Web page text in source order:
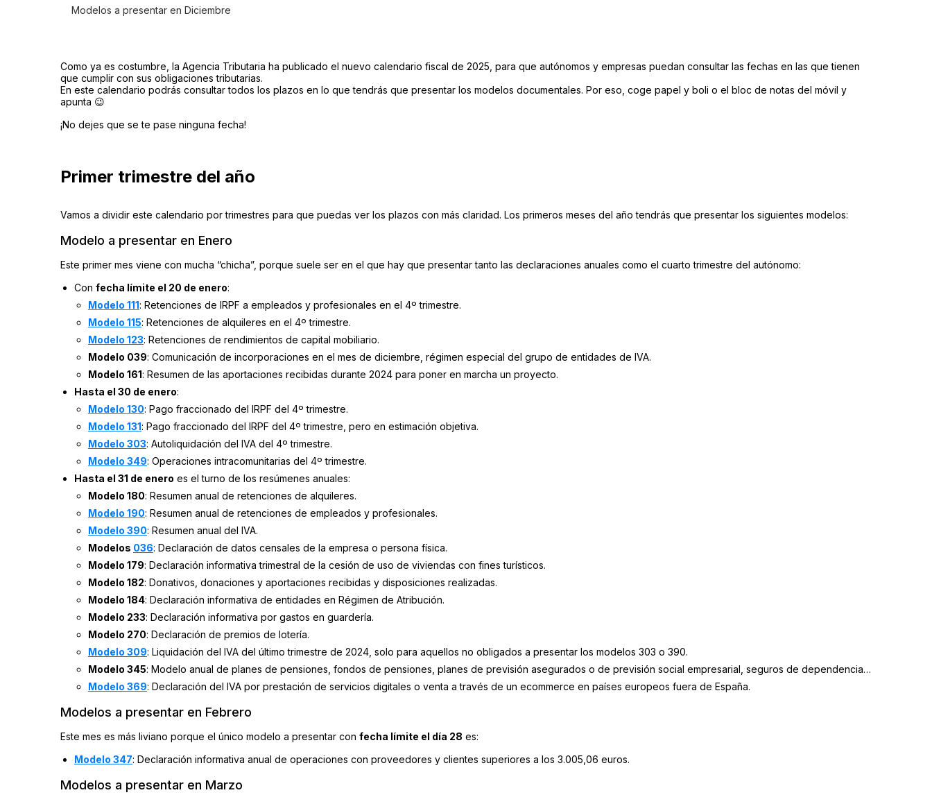
Modelos a presentar en Diciembre
Como ya es costumbre, la Agencia Tributaria ha publicado el nuevo calendario fiscal de 2025, para que autónomos y empresas puedan consultar las fechas en las que tienen
que cumplir con sus obligaciones tributarias.
En este calendario podrás consultar todos los plazos en lo que tendrás que presentar los modelos documentales. Por eso, coge papel y boli o el bloc de notas del móvil y
apunta 😉
¡No dejes que se te pase ninguna fecha!
Primer trimestre del año
Vamos a dividir este calendario por trimestres para que puedas ver los plazos con más claridad. Los primeros meses del año tendrás que presentar los siguientes modelos:
Modelo a presentar en Enero
Este primer mes viene con mucha “chicha”, porque suele ser en el que hay que presentar tanto las declaraciones anuales como el cuarto trimestre del autónomo:
Con fecha límite el 20 de enero:
Modelo 111: Retenciones de IRPF a empleados y profesionales en el 4º trimestre.
Modelo 115: Retenciones de alquileres en el 4º trimestre.
Modelo 123: Retenciones de rendimientos de capital mobiliario.
Modelo 039: Comunicación de incorporaciones en el mes de diciembre, régimen especial del grupo de entidades de IVA.
Modelo 161: Resumen de las aportaciones recibidas durante 2024 para poner en marcha un proyecto.
Hasta el 30 de enero:
Modelo 130: Pago fraccionado del IRPF del 4º trimestre.
Modelo 131: Pago fraccionado del IRPF del 4º trimestre, pero en estimación objetiva.
Modelo 303: Autoliquidación del IVA del 4º trimestre.
Modelo 349: Operaciones intracomunitarias del 4º trimestre.
Hasta el 31 de enero es el turno de los resúmenes anuales:
Modelo 180: Resumen anual de retenciones de alquileres.
Modelo 190: Resumen anual de retenciones de empleados y profesionales.
Modelo 390: Resumen anual del IVA.
Modelos 036: Declaración de datos censales de la empresa o persona física.
Modelo 179: Declaración informativa trimestral de la cesión de uso de viviendas con fines turísticos.
Modelo 182: Donativos, donaciones y aportaciones recibidas y disposiciones realizadas.
Modelo 184: Declaración informativa de entidades en Régimen de Atribución.
Modelo 233: Declaración informativa por gastos en guardería.
Modelo 270: Declaración de premios de lotería.
Modelo 309: Liquidación del IVA del último trimestre de 2024, solo para aquellos no obligados a presentar los modelos 303 o 390.
Modelo 345: Modelo anual de planes de pensiones, fondos de pensiones, planes de previsión asegurados o de previsión social empresarial, seguros de dependencia…
Modelo 369: Declaración del IVA por prestación de servicios digitales o venta a través de un ecommerce en países europeos fuera de España.
Modelos a presentar en Febrero
Este mes es más liviano porque el único modelo a presentar con fecha límite el día 28 es:
Modelo 347: Declaración informativa anual de operaciones con proveedores y clientes superiores a los 3.005,06 euros.
Modelos a presentar en Marzo